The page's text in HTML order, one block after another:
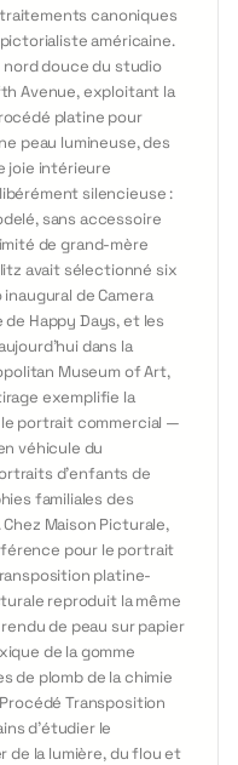
canoniques
américaine.
nord douce du studio
Avenue, exploitant la
platine pour
peau lumineuse, des
joie intérieure
silencieuse :
sans accessoire
de grand-mère
avait sélectionné six
de Camera
de Happy Days, et les
dans la
Museum of Art,
exemplifie la
portrait commercial —
véhicule du
d'enfants de
familiales des
Maison Picturale,
pour le portrait
platine-
reproduit la même
de peau sur papier
de la gomme
de plomb de la chimie
Transposition
d'étudier le
de la lumière, du flou et